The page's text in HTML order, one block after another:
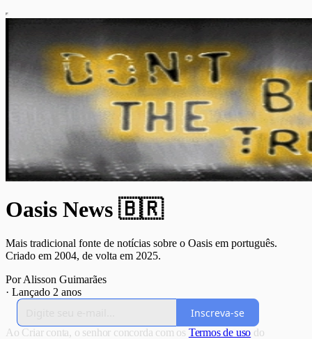
Oasis News 🇧🇷
Mais tradicional fonte de notícias sobre o Oasis em português.
Criado em 2004, de volta em 2025.
Por Alisson Guimarães
· Lançado 2 anos
Inscreva-se
Ao Criar conta, o senhor concorda com os Termos de uso do